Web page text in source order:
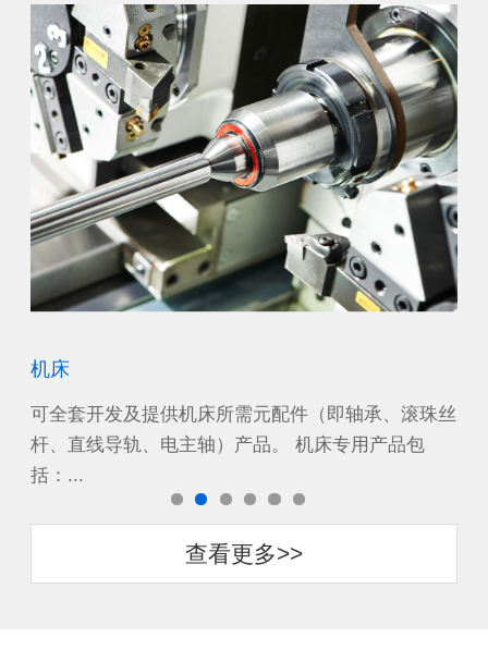
机床
可全套开发及提供机床所需元配件（即轴承、滚珠丝
杆、直线导轨、电主轴）产品。 机床专用产品包
括：...
查看更多>>